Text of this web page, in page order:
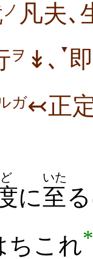
ノ 凡夫､
ヲ ↡､ ▼
ガ↢正
ど
に至
いた
ちこれ*